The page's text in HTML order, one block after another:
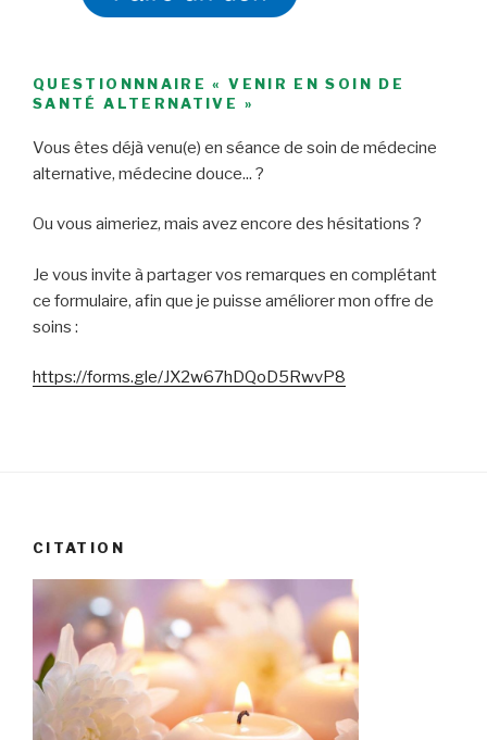
QUESTIONNNAIRE « VENIR EN SOIN DE
SANTÉ ALTERNATIVE »
Vous êtes déjà venu(e) en séance de soin de médecine
alternative, médecine douce... ?
Ou vous aimeriez, mais avez encore des hésitations ?
Je vous invite à partager vos remarques en complétant
ce formulaire, afin que je puisse améliorer mon offre de
soins :
https://forms.gle/JX2w67hDQoD5RwvP8
CITATION